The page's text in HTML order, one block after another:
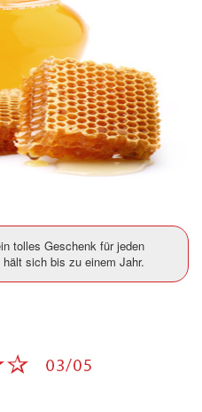
tolles Geschenk für jeden
sich bis zu einem Jahr.